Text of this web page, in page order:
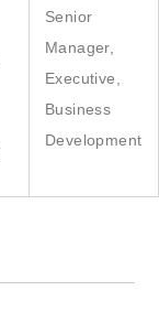
Senior
Manager,
Executive,
Business
Development